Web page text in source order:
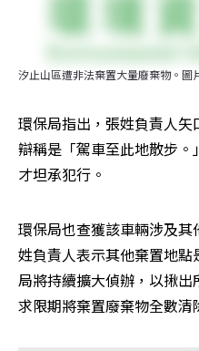
汐止山區遭非法棄置大量廢棄物。圖
環保局指出，張姓負責人
辯稱是「駕車至此地散步。
才坦承犯行。
環保局也查獲該車輛涉及
姓負責人表示其他棄置地
局將持續擴大偵辦，以揪
求限期將棄置廢棄物全數清